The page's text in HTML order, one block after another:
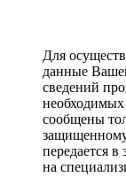
Для
данные
сведений
необходимых
сообщены
передается
на